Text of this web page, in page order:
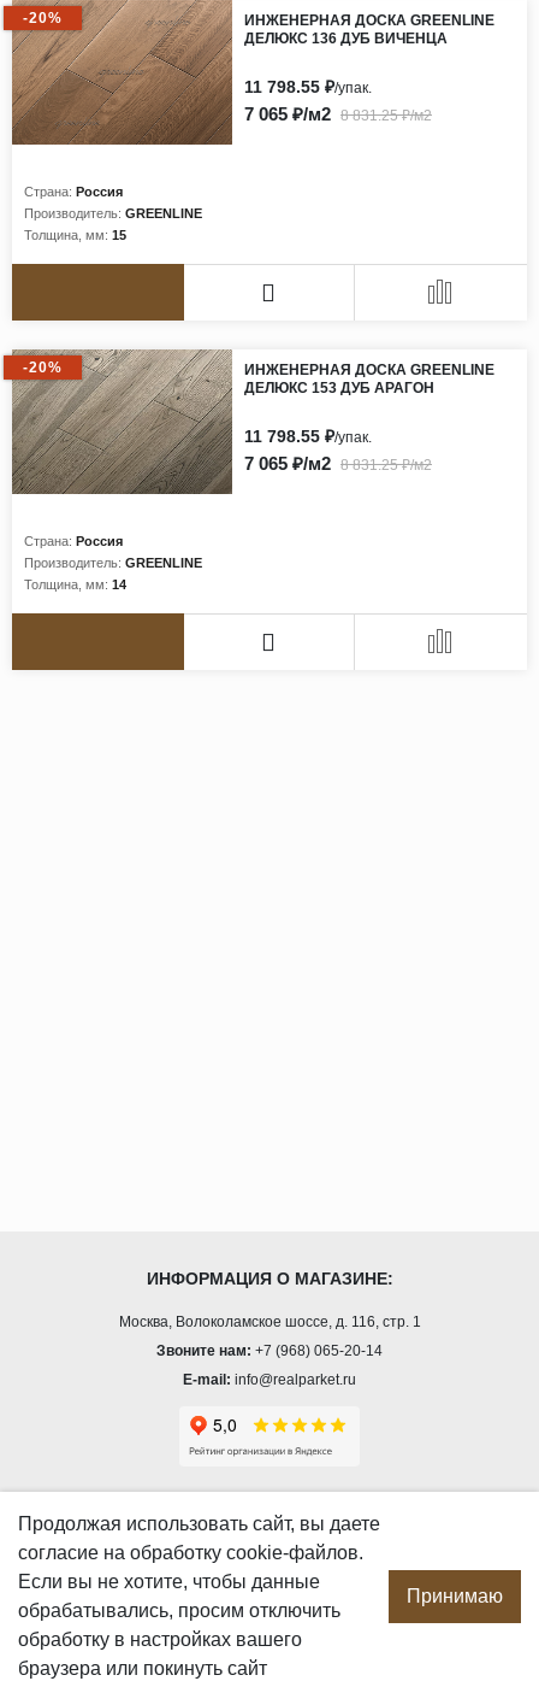
-20%
ИНЖЕНЕРНАЯ ДОСКА GREENLINE
ДЕЛЮКС 136 ДУБ ВИЧЕНЦА
Страна: Россия
Производитель: GREENLINE
Толщина, мм: 15
7 065 ₽/м2 8 831.25 ₽/м2
11 798.55 ₽/упак.
-20%
ИНЖЕНЕРНАЯ ДОСКА GREENLINE
ДЕЛЮКС 153 ДУБ АРАГОН
Страна: Россия
Производитель: GREENLINE
Толщина, мм: 14
7 065 ₽/м2 8 831.25 ₽/м2
11 798.55 ₽/упак.
ИНФОРМАЦИЯ О МАГАЗИНЕ:
Москва, Волоколамское шоссе, д. 116, стр. 1
Звоните нам: +7 (968) 065-20-14
E-mail: info@realparket.ru
О компании
Производство
Сотрудничество
Сертификаты продукции
Вакансии
Продолжая использовать сайт, вы даете
согласие на обработку cookie-файлов.
Если вы не хотите, чтобы данные
обрабатывались, просим отключить
обработку в настройках вашего
браузера или покинуть сайт
Принимаю